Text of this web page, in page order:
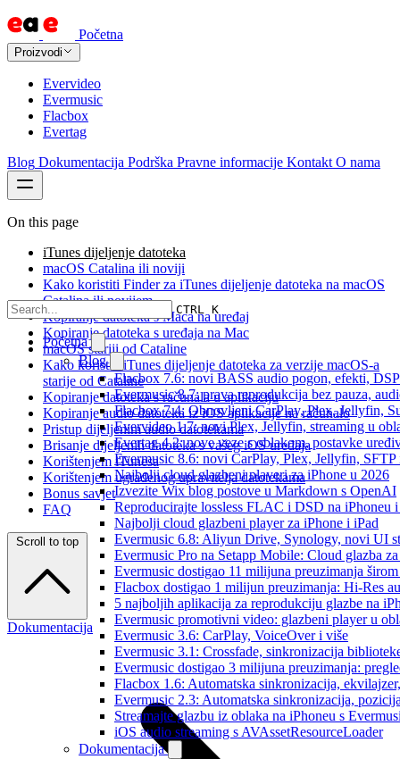
Početna
Proizvodi
Evervideo
Evermusic
Flacbox
Evertag
Blog Dokumentacija Podrška Pravne informacije Kontakt O nama
CTRL K
Početna
Blog
Flacbox 7.6: novi BASS audio pogon, efekti,
Evermusic 8.7: prava reprodukcija bez pauza,
Flacbox 7.4: Obnovljeni CarPlay, Plex, Jellyfin,
Evervideo 1.7: novi Plex, Jellyfin, streaming u
Evertag 4.2: nove veze s oblakom, postavke
Evermusic 8.6: novi CarPlay, Plex, Jellyfin,
Najbolji cloud glazbeni playeri za iPhone u 2026
Izvezite Wix blog postove u Markdown s OpenAI
Reproducirajte lossless FLAC i DSD na iPhoneu
Najbolji cloud glazbeni player za iPhone i iPad
Evermusic 6.8: Aliyun Drive, Synology, novi UI
Evermusic Pro na Setapp Mobile: Cloud glazba
Evermusic dostigao 11 milijuna preuzimanja
Flacbox dostigao 1 milijun preuzimanja: Hi-Res
5 najboljih aplikacija za reprodukciju glazbe na
Evermusic promotivni video: glazbeni player u
Evermusic 3.6: CarPlay, VoiceOver i više
Evermusic 3.1: Crossfade, sinkronizacija
Evermusic dostigao 3 milijuna preuzimanja:
Flacbox 1.6: Automatska sinkronizacija,
Evermusic 2.3: Automatska sinkronizacija,
Streamajte glazbu iz oblaka na iPhoneu s
iOS audio streaming s AVAssetResourceLoader
Dokumentacija
On this page
iTunes dijeljenje datoteka
macOS Catalina ili noviji
Kako koristiti Finder za iTunes dijeljenje datoteka na macOS
Catalina ili novijem
Kopiranje datoteka s Maca na uređaj
Kopiranje datoteka s uređaja na Mac
macOS stariji od Cataline
Kako koristiti iTunes dijeljenje datoteka za verzije macOS-a
starije od Cataline
Kopiranje datoteka s računala u aplikaciju
Kopiranje audio datoteka iz iOS aplikacije na računalo
Pristup dijeljenim audio datotekama
Brisanje dijeljenih datoteka s vašeg iOS uređaja
Korištenjem iTunesa
Korištenjem ugrađenog upravitelja datotekama
Bonus savjet
FAQ
Scroll to top
Dokumentacija